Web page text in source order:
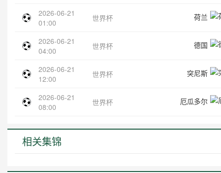
2026-06-21
01:00
世界杯 荷兰
2026-06-21
04:00
世界杯 德国
2026-06-21
12:00
世界杯 突尼斯
2026-06-21
08:00
世界杯 厄瓜多尔
相关集锦